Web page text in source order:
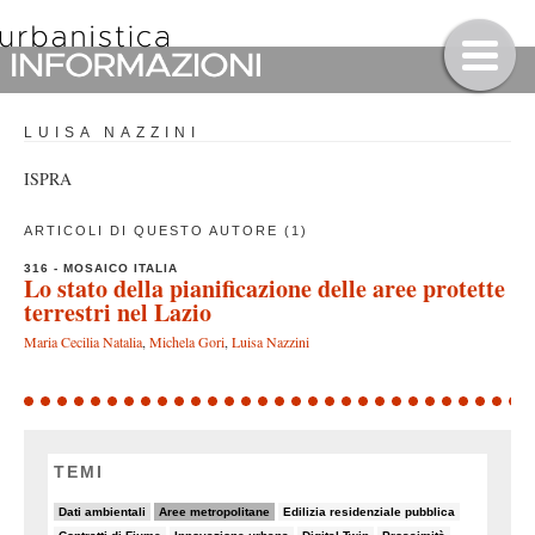
LUISA NAZZINI
ISPRA
ARTICOLI DI QUESTO AUTORE (1)
316 - MOSAICO ITALIA
Lo stato della pianificazione delle aree protette
terrestri nel Lazio
Maria Cecilia Natalia, Michela Gori, Luisa Nazzini
TEMI
Dati ambientali
10/90 Aree metropolitane
37/90 Edilizia residenziale pubblica
7/90
5/90
5/90
5/90
8/90